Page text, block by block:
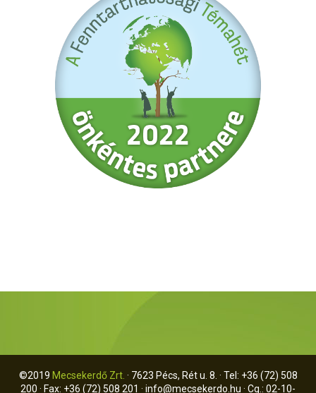
©2019 Mecsekerdő Zrt. · 7623 Pécs, Rét u. 8. · Tel: +36 (72) 508
200 · Fax: +36 (72) 508 201 · info@mecsekerdo.hu · Cg.: 02-10-